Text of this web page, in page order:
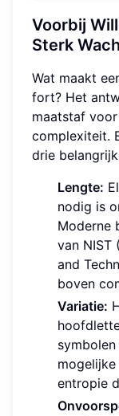
Voorbij
Sterk
Wat maakt
fort? Het
maatstaf
complexiteit.
drie
Lengte:
nodig is
Moderne
van NIST
and
boven
Variatie:
entropie